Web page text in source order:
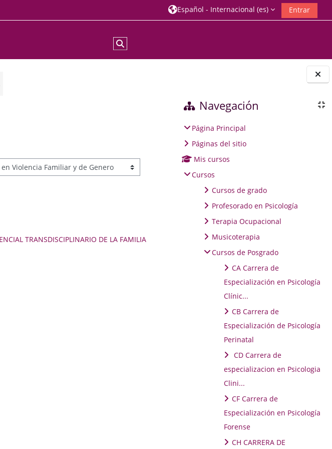
Navegación
Página Principal
Páginas del sitio
Mis cursos
Cursos
Cursos de grado
Profesorado en Psicología
Terapia Ocupacional
Musicoterapia
Cursos de Posgrado
CA Carrera de
Especialización en Psicología
Clínic...
CB Carrera de
Especialización de Psicología
Perinatal
CD Carrera de
especializacion en Psicologia
Clini...
CF Carrera de
Especialización en Psicología
Forense
CH CARRERA DE
Español - Internacional ‎(es)‎ Entrar
TRANSDISCIPLINARIO DE LA FAMILIA